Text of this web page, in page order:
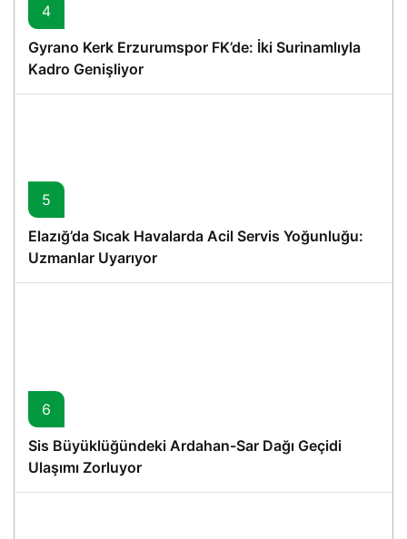
4
Gyrano Kerk Erzurumspor FK’de: İki Surinamlıyla
Kadro Genişliyor
5
Elazığ’da Sıcak Havalarda Acil Servis Yoğunluğu:
Uzmanlar Uyarıyor
6
Sis Büyüklüğündeki Ardahan-Sar Dağı Geçidi
Ulaşımı Zorluyor